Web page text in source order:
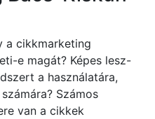
a cikkmarketing
e magát? Képes lesz-
a használatára,
Számos
van a cikkek